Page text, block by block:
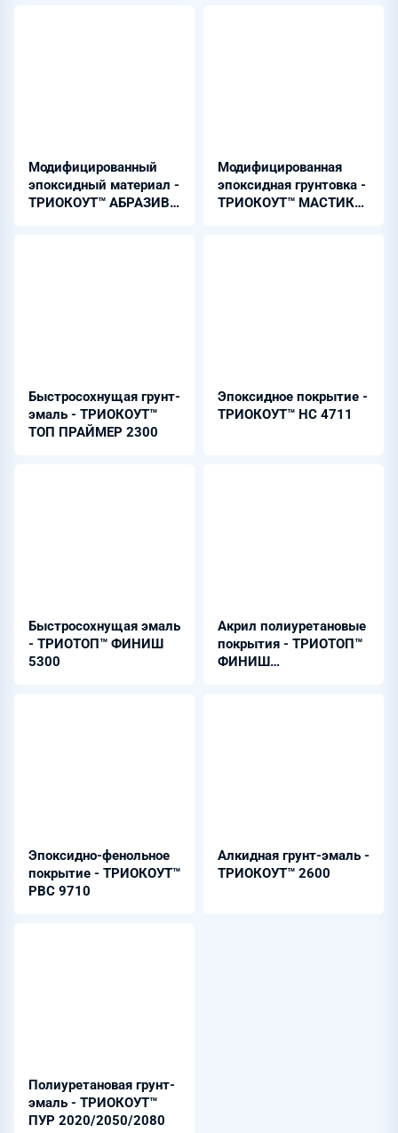
Модифицированный
эпоксидный материал -
ТРИОКОУТ™ АБРАЗИВ
Модифицированная
эпоксидная грунтовка -
ТРИОКОУТ™ МАСТИК
Быстросохнущая грунт-
эмаль - ТРИОКОУТ™
ТОП ПРАЙМЕР 2300
Эпоксидное покрытие -
ТРИОКОУТ™ НС 4711
Быстросохнущая эмаль
- ТРИОТОП™ ФИНИШ
5300
Акрил полиуретановые
покрытия - ТРИОТОП™
ФИНИШ
Эпоксидно-фенольное
покрытие - ТРИОКОУТ™
PBC 9710
Алкидная грунт-эмаль -
ТРИОКОУТ™ 2600
Полиуретановая грунт-
эмаль - ТРИОКОУТ™
ПУР 2020/2050/2080